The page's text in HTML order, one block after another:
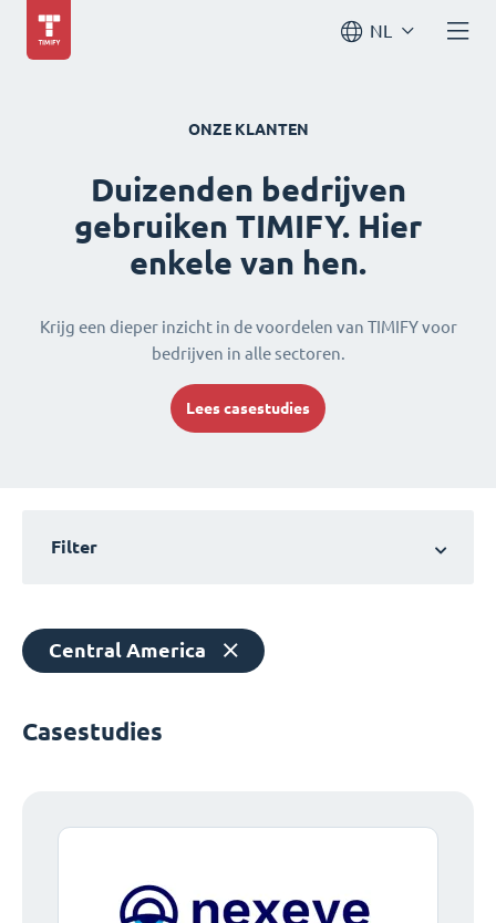
NL
ONZE KLANTEN
Duizenden bedrijven
gebruiken TIMIFY. Hier
enkele van hen.
Krijg een dieper inzicht in de voordelen van TIMIFY voor
bedrijven in alle sectoren.
Lees casestudies
Filter
Central America
Casestudies